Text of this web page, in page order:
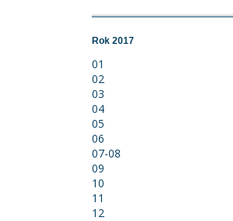
Rok 2017
01
02
03
04
05
06
07-08
09
10
11
12